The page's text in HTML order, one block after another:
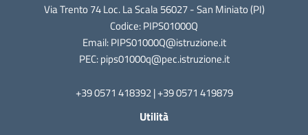
Via Trento 74 Loc. La Scala 56027 - San Miniato (PI)
Codice: PIPS01000Q
Email: PIPS01000Q@istruzione.it
PEC: pips01000q@pec.istruzione.it
+39 0571 418392 | +39 0571 419879
Utilità